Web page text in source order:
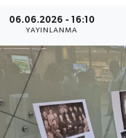
06.06.2026 - 16:10
YAYINLANMA